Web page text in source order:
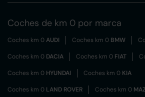
Coches de km 0 por marca
Coches km 0AUDI Coches km 0 BMW
Coches km 0 DACIA Coches km 0 FIAT
Coches km 0 HYUNDAI Coches km 0 KIA
Coches km 0 LAND ROVER Coches km 0